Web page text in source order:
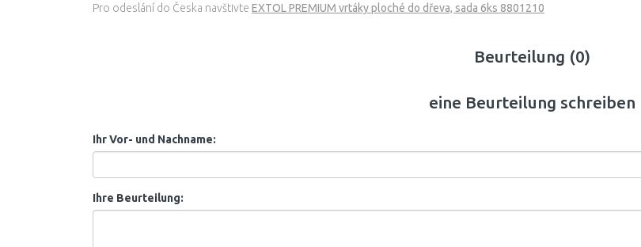
Pro odeslání do Česka navštivte EXTOL PREMIUM vrtáky ploché do dřeva, sada 6ks 8801210
Beurteilung (0)
eine Beurteilung schreiben
Ihr Vor- und Nachname:
Ihre Beurteilung: